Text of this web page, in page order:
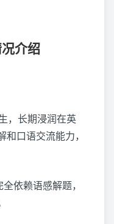
介绍
，长期浸润在英
口语交流能力，
依赖语感解题，